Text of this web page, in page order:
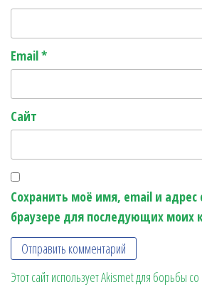
Email*
Сайт
Сохранить моё имя, email и адрес
браузере для последующих моих
Этот сайт использует Akismet для борьбы